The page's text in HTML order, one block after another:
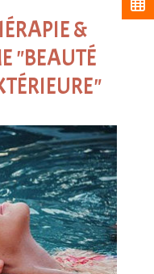
&
"BEAUTÉ